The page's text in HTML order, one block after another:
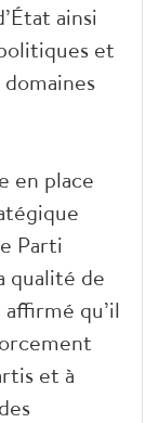
ainsi
et
en place
Parti
qualité de
qu’il
et à